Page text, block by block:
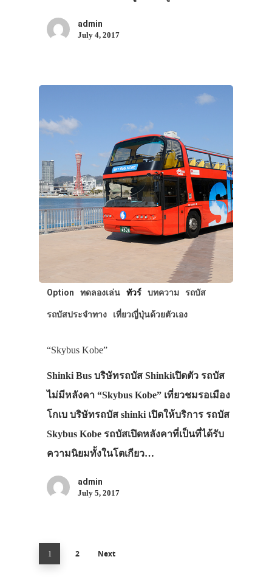
admin
July 4, 2017
Option ทดลองเล่น ทัวร์ บทความ รถบัส
รถบัสประจำทาง เที่ยวญี่ปุ่นด้วยตัวเอง
“Skybus Kobe”
Shinki Bus บริษัทรถบัส Shinkiเปิดตัว รถบัส
ไม่มีหลังคา “Skybus Kobe” เที่ยวชมรอเมือง
โกเบ บริษัทรถบัส shinki เปิดให้บริการ รถบัส
Skybus Kobe รถบัสเปิดหลังคาที่เป็นที่ได้รับ
ความนิยมทั้งในโตเกียว…
admin
July 5, 2017
1 2 Next